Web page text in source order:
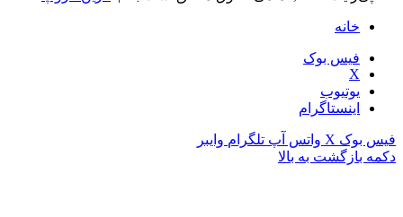
اپست | اخبار فناوری، موبایل، لپ‌تاپ و تکنولوژی روز
اپست (Appest) رسانه تخصصی اخبار و آموزش فناوری اطلاعات؛
جدیدترین اخبار موبایل، لپ‌تاپ، کامپیوتر، نرم‌افزارها، هوش
مصنوعی و گجت‌های روز دنیا.
فهرست سفارشی
درباره اپست
تماس با ما
تبلیغات در اپست